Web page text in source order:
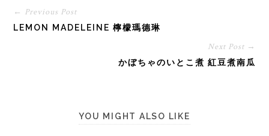
← Previous Post
LEMON MADELEINE 檸檬瑪德琳
Next Post →
かぼちゃのいとこ煮 紅豆煮南瓜
YOU MIGHT ALSO LIKE